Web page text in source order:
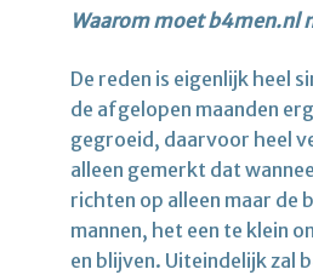
Waarom moet b4men.nl
De reden is eigenlijk heel
de afgelopen maanden
gegroeid, daarvoor heel
alleen gemerkt dat
richten op alleen maar de
mannen, het een te klein
en blijven. Uiteindelijk zal